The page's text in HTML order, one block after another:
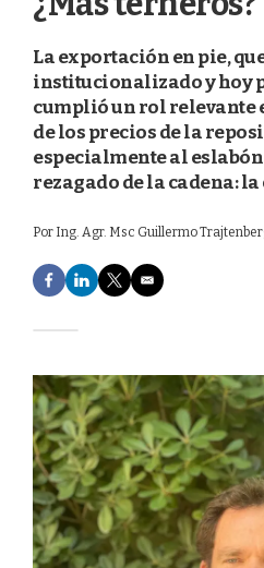
La exportación en pie,
institucionalizado y hoy
cumplió un rol relevante
de los precios de la
especialmente al
rezagado de la cadena:
Por Ing. Agr. Msc Guillermo
F
a
e
o
o
k
L
i
d
I
n
T
w
e
r
E
m